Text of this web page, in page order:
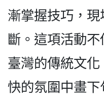
漸掌握技巧，
斷。這項活動
臺灣的傳統文
快的氛圍中畫下